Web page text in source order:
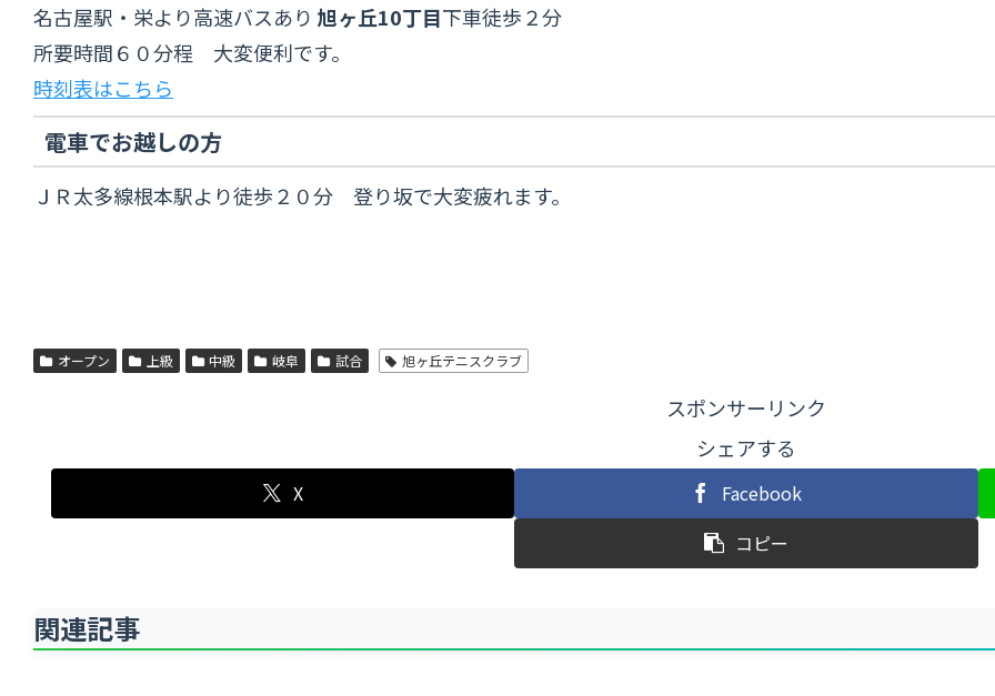
名古屋駅・栄より高速バスあり 旭ヶ丘10丁目下車徒歩２分
所要時間６０分程 大変便利です。
時刻表はこちら
電車でお越しの方
ＪＲ太多線根本駅より徒歩２０分 登り坂で大変疲れます。
オープン 上級 中級 岐阜 試合 旭ヶ丘テニスクラブ
スポンサーリンク
シェアする
X
Facebook
コピー
関連記事